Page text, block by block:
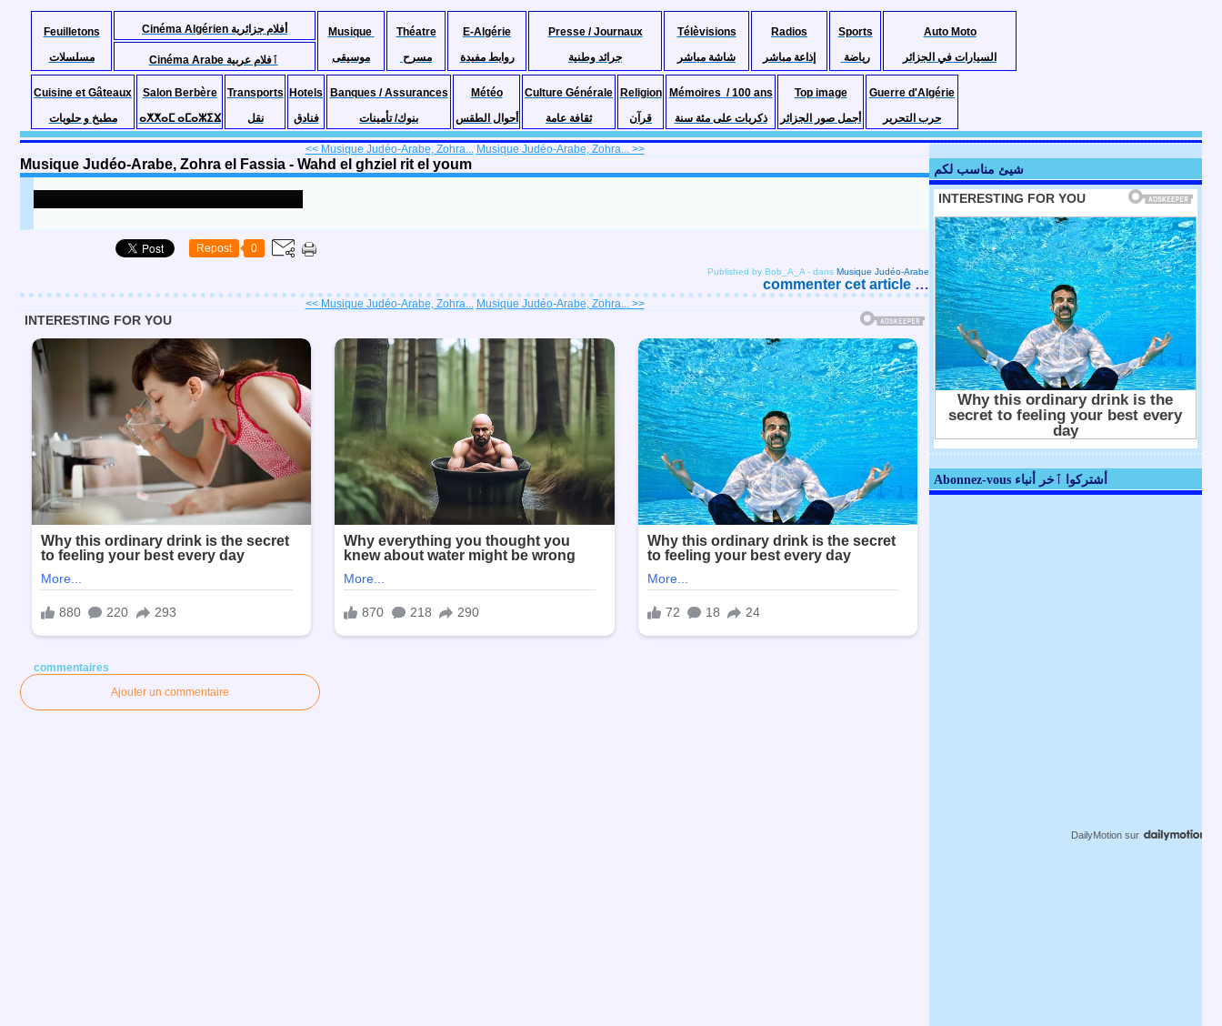
Feuilletons
مسلسلات
Cinéma Algérien أفلام جزائرية
Musique
موسيقى
Théatre
مسرح
E-Algérie
روابط مفيدة
Presse / Journaux
جرائد وطنية
Télèvisions
شاشة مباشر
Radios
إذاعة مباشر
Sports
رياضة
Auto Moto
السيارات في الجزائر
Cinéma Arabe ٱفلام عربية
Cuisine et Gâteaux
مطبخ و حلويات
Salon Berbère
ⴰⵅⵅⴰⵎ ⴰⵎⴰⵣⵉⴴ
Transports
نقل
Hotels
فنادق
Banques / Assurances
بنوك/ تأمينات
Météo
أحوال الطقس
Culture Générale
ثقافة عامة
Religion
قرآن
Mémoires / 100 ans
ذكريات على مئة سنة
Top image
أجمل صور الجزائر
Guerre d'Algérie
حرب التحرير
<< Musique Judéo-Arabe, Zohra... Musique Judéo-Arabe, Zohra... >>
Musique Judéo-Arabe, Zohra el Fassia - Wahd el ghziel rit el youm
Repost 0
Published by Bob_A_A - dans Musique Judéo-Arabe
commenter cet article …
<< Musique Judéo-Arabe, Zohra... Musique Judéo-Arabe, Zohra... >>
commentaires
Ajouter un commentaire
شيئ مناسب لكم
Abonnez-vous أشتركوا ٱخر أنباء
DailyMotion sur